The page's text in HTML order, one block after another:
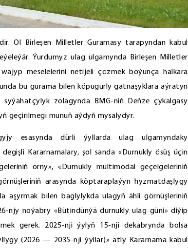
Ol Birleşen Milletler Guramasy tarapyndan kabul
Ýurdumyz ulag ulgamynda Birleşen Milletler
meselelerini netijeli çözmek boýunça halkara
bu gurama bilen köpugurly gatnaşyklara aýratyn
zolagynda BMG-niň Deňze çykalgasy
geçirilmegi munuň aýdyň mysalydyr.
esasynda dürli ýyllarda ulag ulgamyndaky
Kararnamalary, şol sanda «Durnukly ösüş üçin
orny», «Durnukly multimodal geçelgeleriniň
arasynda köptaraplaýyn hyzmatdaşlygy
aşyrmak bilen baglylykda ulagyň ähli görnüşleriniň
njy noýabry «Bütindünýä durnukly ulag güni» diýip
gerek. 2025-nji ýylyň 15-nji dekabrynda bolsa
(2026 — 2035-nji ýyllar)» atly Kararnama kabul